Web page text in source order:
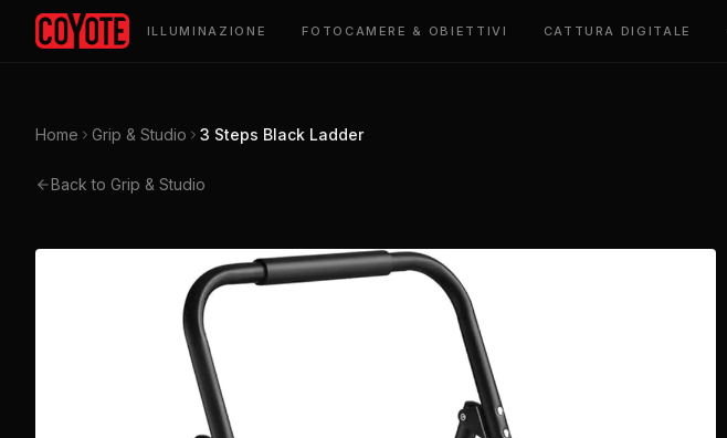
ILLUMINAZIONE FOTOCAMERE & OBIETTIVI CATTURA DIGITALE
Home Grip & Studio 3 Steps Black Ladder
Back to Grip & Studio